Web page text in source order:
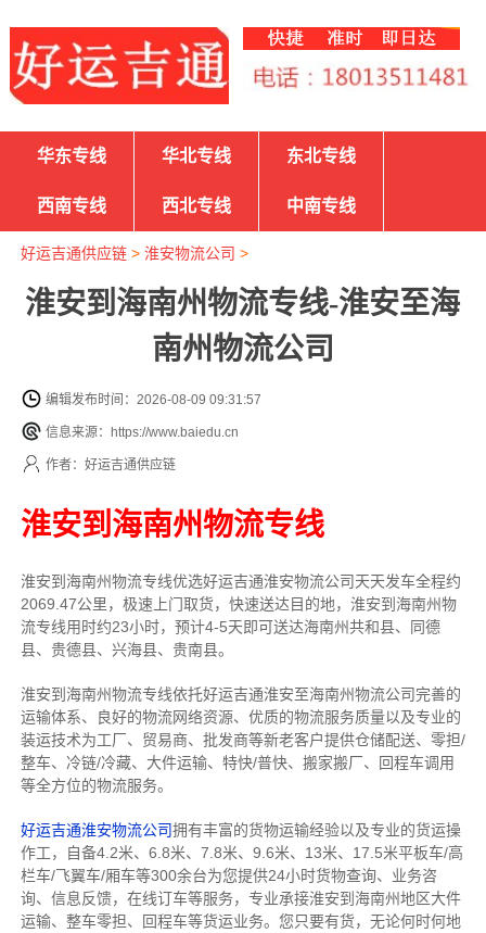
华东专线 华北专线 东北专线
西南专线 西北专线 中南专线
好运吉通供应链> 淮安物流公司 >
淮安到海南州物流专线-淮安至海
南州物流公司
编辑发布时间：2026-08-09 09:31:57
信息来源：https://www.baiedu.cn
作者：好运吉通供应链
淮安到海南州物流专线
淮安到海南州物流专线优选好运吉通淮安物流公司天天发车全程约
2069.47公里， 极速上门取货，快速送达目的地，淮安到海南州物
流专线用时约23小时，预计4-5天即可送达海南州共和县、同德
县、贵德县、兴海县、贵南县。
淮安到海南州物流专线依托好运吉通淮安至海南州物流公司完善的
运输体系、良好的物流网络资源、优质的物流服务质量以及专业的
装运技术为工厂、贸易商、批发商等新老客户提供仓储配送、零担/
整车、冷链/冷藏、大件运输、特快/普快、搬家搬厂、回程车调用
等全方位的物流服务。
好运吉通淮安物流公司拥有丰富的货物运输经验以及专业的货运操
作工，自备4.2米、6.8米、7.8米、9.6米、13米、17.5米平板车/高
栏车/飞翼车/厢车等300余台为您提供24小时货物查询、业务咨
询、信息反馈，在线订车等服务， 专业承接淮安到海南州地区大件
运输、整车零担、回程车等货运业务。 您只要有货，无论何时何地